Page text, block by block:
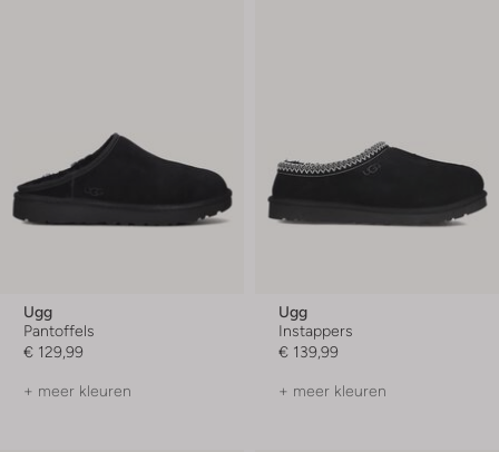
Ugg
Pantoffels
€ 129,99
+ meer kleuren
Ugg
Instappers
€ 139,99
+ meer kleuren